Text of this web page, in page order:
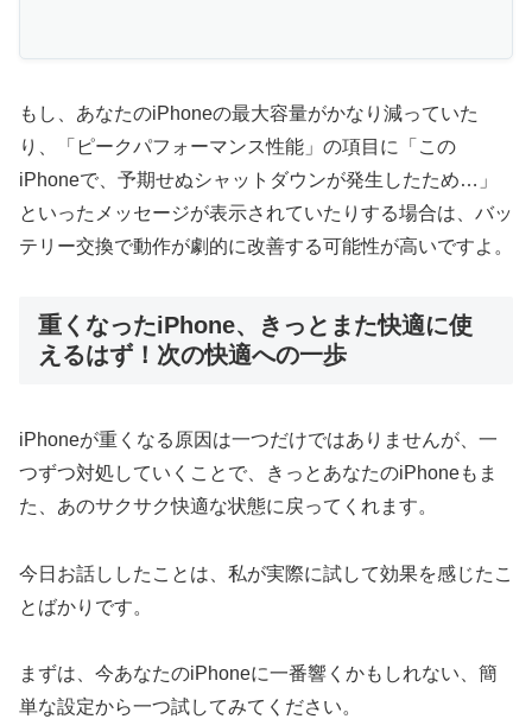
もし、あなたのiPhoneの最大容量がかなり減っていた
り、「ピークパフォーマンス性能」の項目に「この
iPhoneで、予期せぬシャットダウンが発生したため…」
といったメッセージが表示されていたりする場合は、バッ
テリー交換で動作が劇的に改善する可能性が高いですよ。
重くなったiPhone、きっとまた快適に使
えるはず！次の快適への一歩
iPhoneが重くなる原因は一つだけではありませんが、一
つずつ対処していくことで、きっとあなたのiPhoneもま
た、あのサクサク快適な状態に戻ってくれます。
今日お話ししたことは、私が実際に試して効果を感じたこ
とばかりです。
まずは、今あなたのiPhoneに一番響くかもしれない、簡
単な設定から一つ試してみてください。